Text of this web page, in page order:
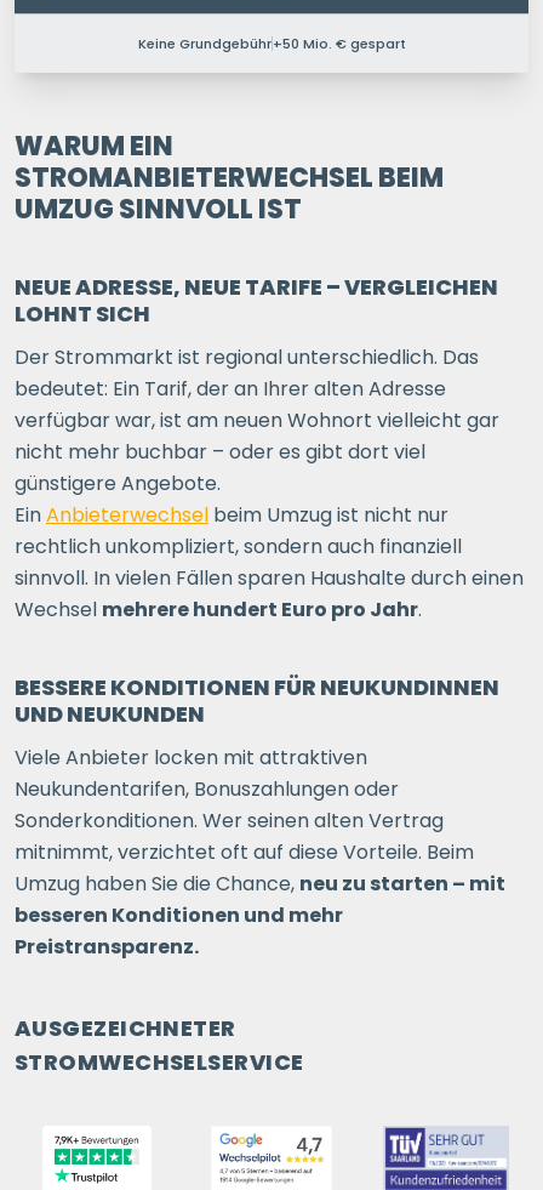
PERSONEN IM HAUSHALT
Ihre Postleitzahl
ERSPARNIS BERECHNEN
oder direkt registrieren
Keine Grundgebühr+50 Mio. € gespart
WARUM EIN
STROMANBIETERWECHSEL BEIM
UMZUG SINNVOLL IST
NEUE ADRESSE, NEUE TARIFE – VERGLEICHEN
LOHNT SICH
Der Strommarkt ist regional unterschiedlich. Das
bedeutet: Ein Tarif, der an Ihrer alten Adresse
verfügbar war, ist am neuen Wohnort vielleicht gar
nicht mehr buchbar – oder es gibt dort viel
günstigere Angebote.
EinAnbieterwechsel beim Umzug ist nicht nur
rechtlich unkompliziert, sondern auch finanziell
sinnvoll. In vielen Fällen sparen Haushalte durch einen
Wechsel mehrere hundert Euro pro Jahr.
BESSERE KONDITIONEN FÜR NEUKUNDINNEN
UND NEUKUNDEN
Viele Anbieter locken mit attraktiven
Neukundentarifen, Bonuszahlungen oder
Sonderkonditionen. Wer seinen alten Vertrag
mitnimmt, verzichtet oft auf diese Vorteile. Beim
Umzug haben Sie die Chance, neu zu starten – mit
besseren Konditionen und mehr
Preistransparenz.
AUSGEZEICHNETER
STROMWECHSELSERVICE